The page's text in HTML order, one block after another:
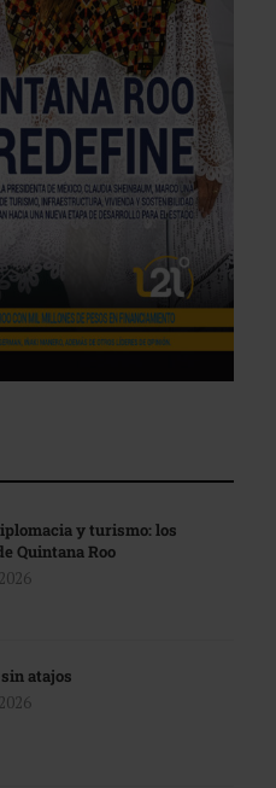
y turismo: los
Quintana Roo
atajos